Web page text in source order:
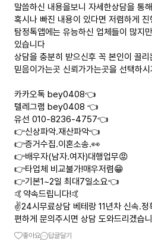
말씀하신 내용을보니 자세한상담을 통
혹시나 빠진 내용이 있다면 저렴하게
탐정톡앱에는 유능하신 업체들이 많지
있습니다
상담을 충분히 받으신후 꼭 본인이 끌리
믿음이가는곳 신뢰가가는곳을 선택하
카카오톡 bey0408👈
텔레그램 bey0408 👈
유선 010-8236-4757👈
👉신상파악.재산파악👈
👉증거수집.이혼소송.👀
👉배우자(남자.여자)대행업무😡
👉타업체 비교불가!매우저렴😁
👉기본1~2일 최대7일소요👈
🤙약속드립니다!🤙
✌️24시무료상담 베테랑 11년차 신속.
편하게 문의주시면 상담 도와드리겠습
좋아요 답글달기